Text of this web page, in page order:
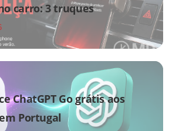
carro: 3 truques
ChatGPT Go grátis aos
Portugal